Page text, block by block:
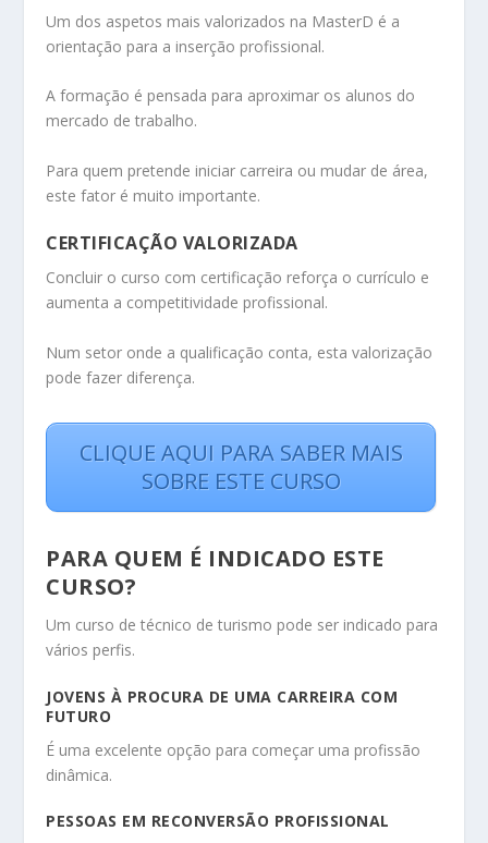
Um dos aspetos mais valorizados na MasterD é a
orientação para a inserção profissional.
A formação é pensada para aproximar os alunos do
mercado de trabalho.
Para quem pretende iniciar carreira ou mudar de área,
este fator é muito importante.
CERTIFICAÇÃO VALORIZADA
Concluir o curso com certificação reforça o currículo e
aumenta a competitividade profissional.
Num setor onde a qualificação conta, esta valorização
pode fazer diferença.
CLIQUE AQUI PARA SABER MAIS
SOBRE ESTE CURSO
PARA QUEM É INDICADO ESTE
CURSO?
Um curso de técnico de turismo pode ser indicado para
vários perfis.
JOVENS À PROCURA DE UMA CARREIRA COM
FUTURO
É uma excelente opção para começar uma profissão
dinâmica.
PESSOAS EM RECONVERSÃO PROFISSIONAL